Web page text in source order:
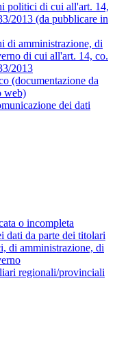
politici di cui all'art. 14,
2013 (da pubblicare in
di amministrazione, di
di cui all'art. 14, co.
2013
(documentazione da
web)
dei dati
o incompleta
dati da parte dei titolari
di amministrazione, di
regionali/provinciali